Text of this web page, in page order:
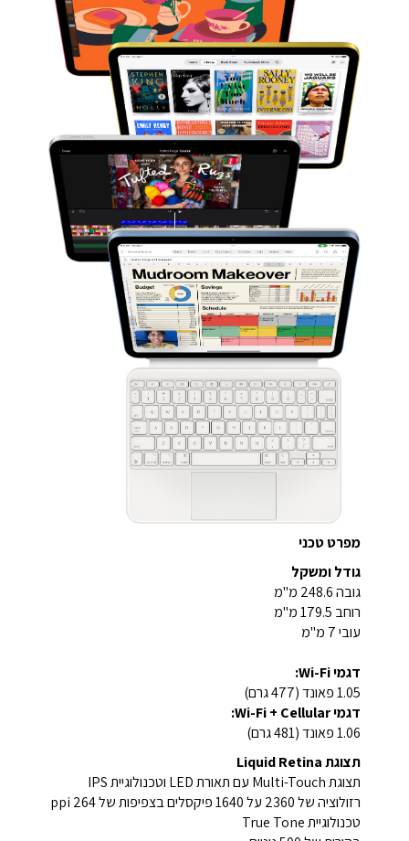
מפרט טכני
גודל ומשקל
גובה 248.6 מ"מ
רוחב 179.5 מ"מ
עובי 7 מ"מ
דגמי Wi-Fi:
1.05 פאונד (477 גרם)
דגמי Wi-Fi + Cellular:
1.06 פאונד (481 גרם)
תצוגת Liquid Retina
תצוגת Multi-Touch עם תאורת LED וטכנולוגיית IPS
רזולוציה של 2360 על 1640 פיקסלים בצפיפות של 264 ppi
טכנולוגיית True Tone